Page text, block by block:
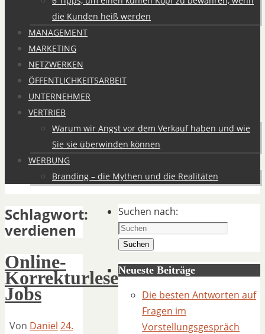
die Kunden heiß werden
MANAGEMENT
MARKETING
NETZWERKEN
ÖFFENTLICHKEITSARBEIT
UNTERNEHMER
VERTRIEB
Warum wir Angst vor dem Verkauf haben und wie
Sie sie überwinden können
WERBUNG
Branding – die Mythen und die Realitäten
Schlagwort:
verdienen
Online-
Korrekturlesen
Jobs
Von Daniel 24.
Suchen nach:
Suchen
Neueste Beiträge
Die besten Antworten auf
Fragen im
Vorstellungsgespräch